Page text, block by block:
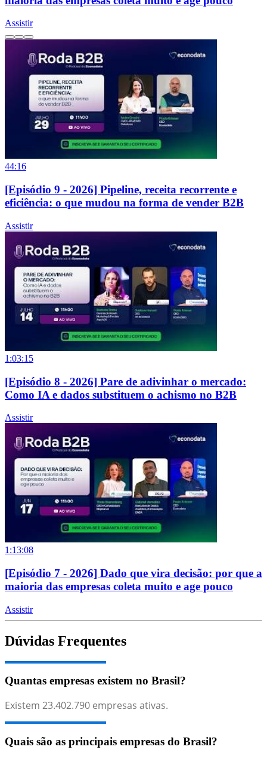
Assistir
44:16
[Episódio 9 - 2026] Pipeline, receita recorrente e
eficiência: o que mudou na forma de vender B2B
Assistir
1:03:15
[Episódio 8 - 2026] Pare de adivinhar o mercado:
Como IA e dados substituem o achismo no B2B
Assistir
1:13:08
[Episódio 7 - 2026] Dado que vira decisão: por que a
maioria das empresas coleta muito e age pouco
Assistir
Dúvidas Frequentes
Quantas empresas existem no Brasil?
Existem 23.402.790 empresas ativas.
Quais são as principais empresas do Brasil?